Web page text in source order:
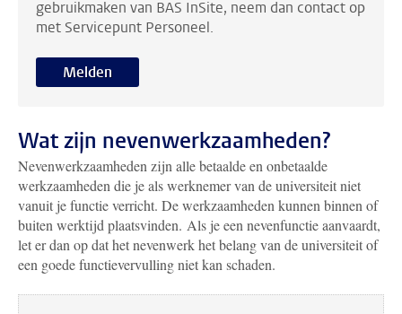
gebruikmaken van BAS InSite, neem dan contact op
met Servicepunt Personeel.
Melden
Wat zijn nevenwerkzaamheden?
Nevenwerkzaamheden zijn alle betaalde en onbetaalde
werkzaamheden die je als werknemer van de universiteit niet
vanuit je functie verricht. De werkzaamheden kunnen binnen of
buiten werktijd plaatsvinden. Als je een nevenfunctie aanvaardt,
let er dan op dat het nevenwerk het belang van de universiteit of
een goede functievervulling niet kan schaden.